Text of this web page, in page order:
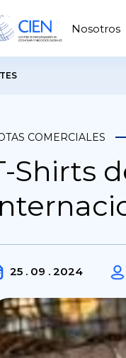
Nosotros
COMERCIALES
Shirts
25 . 09 . 2024